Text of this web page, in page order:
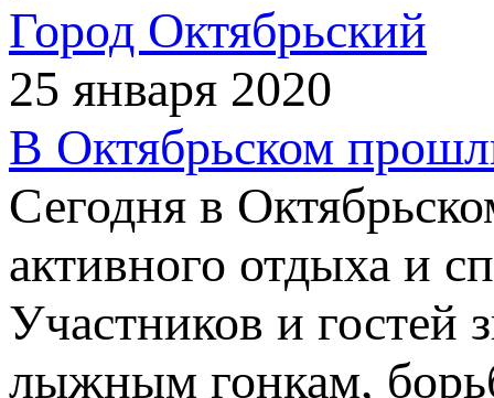
Город Октябрьский
25 января 2020
В Октябрьском
Сегодня в
активного отдыха и
Участников и гостей
лыжным гонкам,